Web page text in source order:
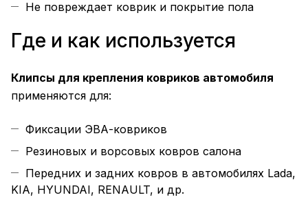
Не повреждает коврик и покрытие пола
Где и как используется
Клипсы для крепления ковриков автомобиля
применяются для:
Фиксации ЭВА-ковриков
Резиновых и ворсовых ковров салона
Передних и задних ковров в автомобилях Lada,
KIA, HYUNDAI, RENAULT, и др.